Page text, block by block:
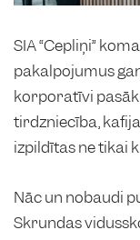
SIA “Cepliņi”
pakalpojumus
korporatīvi
tirdzniecība,
izpildītas ne tikai
Nāc un nobaudi
Skrundas